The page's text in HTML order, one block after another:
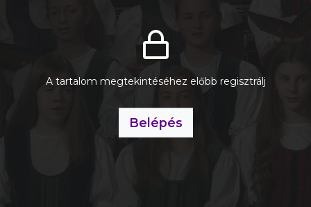
A tartalom megtekintéséhez előbb regisztrálj
Belépés